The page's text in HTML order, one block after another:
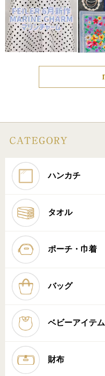
ハンカチ
タオル
ポーチ・巾着
バッグ
ベビーアイテム
財布